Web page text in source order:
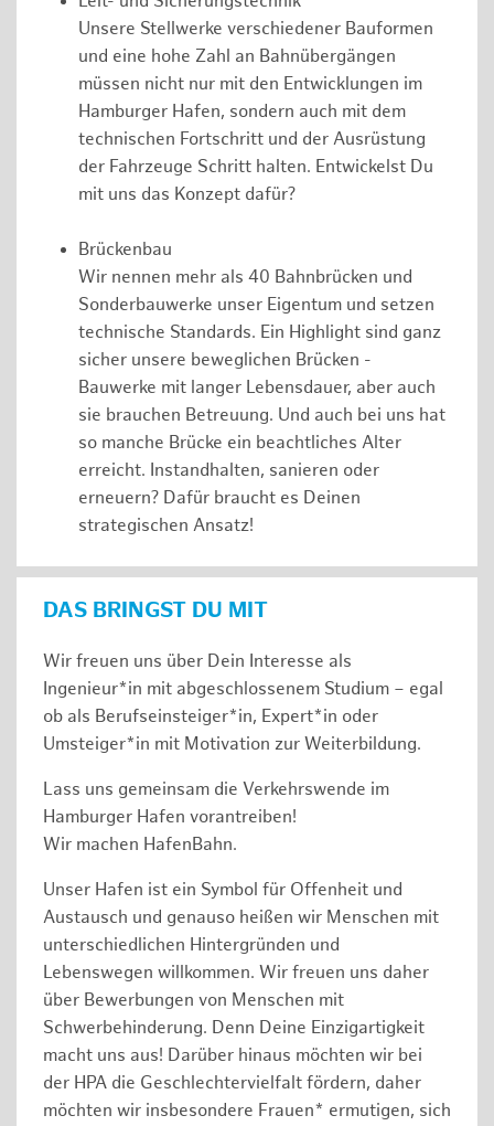
Unsere Stellwerke verschiedener Bauformen
und eine hohe Zahl an Bahnübergängen
müssen nicht nur mit den Entwicklungen im
Hamburger Hafen, sondern auch mit dem
technischen Fortschritt und der Ausrüstung
der Fahrzeuge Schritt halten. Entwickelst Du
mit uns das Konzept dafür?
Brückenbau
Wir nennen mehr als 40 Bahnbrücken und
Sonderbauwerke unser Eigentum und setzen
technische Standards. Ein Highlight sind ganz
sicher unsere beweglichen Brücken -
Bauwerke mit langer Lebensdauer, aber auch
sie brauchen Betreuung. Und auch bei uns hat
so manche Brücke ein beachtliches Alter
erreicht. Instandhalten, sanieren oder
erneuern? Dafür braucht es Deinen
strategischen Ansatz!
DAS BRINGST DU MIT
Wir freuen uns über Dein Interesse als
Ingenieur*in mit abgeschlossenem Studium – egal
ob als Berufseinsteiger*in, Expert*in oder
Umsteiger*in mit Motivation zur Weiterbildung.
Lass uns gemeinsam die Verkehrswende im
Hamburger Hafen vorantreiben!
Wir machen HafenBahn.
Unser Hafen ist ein Symbol für Offenheit und
Austausch und genauso heißen wir Menschen mit
unterschiedlichen Hintergründen und
Lebenswegen willkommen. Wir freuen uns daher
über Bewerbungen von Menschen mit
Schwerbehinderung. Denn Deine Einzigartigkeit
macht uns aus! Darüber hinaus möchten wir bei
der HPA die Geschlechtervielfalt fördern, daher
möchten wir insbesondere Frauen* ermutigen, sich